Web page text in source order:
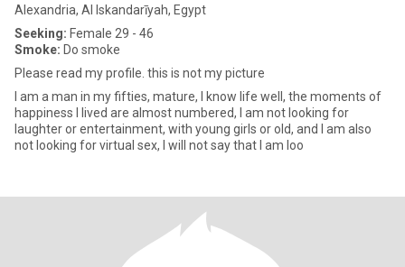
Alexandria, Al Iskandarīyah, Egypt
Seeking: Female 29 - 46
Smoke: Do smoke
Please read my profile. this is not my picture
I am a man in my fifties, mature, I know life well, the moments of
happiness I lived are almost numbered, I am not looking for
laughter or entertainment, with young girls or old, and I am also
not looking for virtual sex, I will not say that I am loo